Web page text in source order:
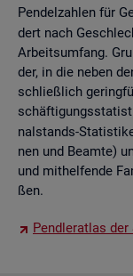
Pen­del­zah­len für
dert nach
Ar­beits­um­fang.
der, in die neben
schlie­ß­lich
nal­stands-
nen und Be­am­te)
und mit­hel­fen­de
ßen.
Pend­ler­at­las